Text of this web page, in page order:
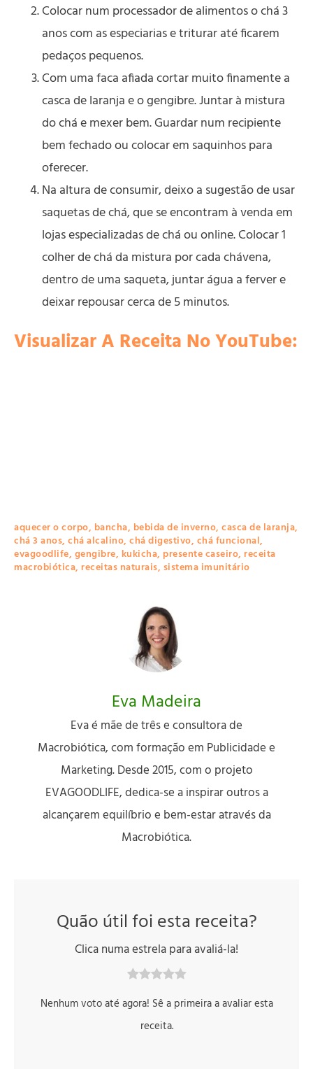
Colocar num processador de alimentos o chá 3
anos com as especiarias e triturar até ficarem
pedaços pequenos.
Com uma faca afiada cortar muito finamente a
casca de laranja e o gengibre. Juntar à mistura
do chá e mexer bem. Guardar num recipiente
bem fechado ou colocar em saquinhos para
oferecer.
Na altura de consumir, deixo a sugestão de usar
saquetas de chá, que se encontram à venda em
lojas especializadas de chá ou online. Colocar 1
colher de chá da mistura por cada chávena,
dentro de uma saqueta, juntar água a ferver e
deixar repousar cerca de 5 minutos.
Visualizar A Receita No YouTube:
aquecer o corpo, bancha, bebida de inverno, casca de laranja,
chá 3 anos, chá alcalino, chá digestivo, chá funcional,
evagoodlife, gengibre, kukicha, presente caseiro, receita
macrobiótica, receitas naturais, sistema imunitário
Eva Madeira
Eva é mãe de três e consultora de
Macrobiótica, com formação em Publicidade e
Marketing. Desde 2015, com o projeto
EVAGOODLIFE, dedica-se a inspirar outros a
alcançarem equilíbrio e bem-estar através da
Macrobiótica.
Quão útil foi esta receita?
Clica numa estrela para avaliá-la!
Nenhum voto até agora! Sê a primeira a avaliar esta
receita.